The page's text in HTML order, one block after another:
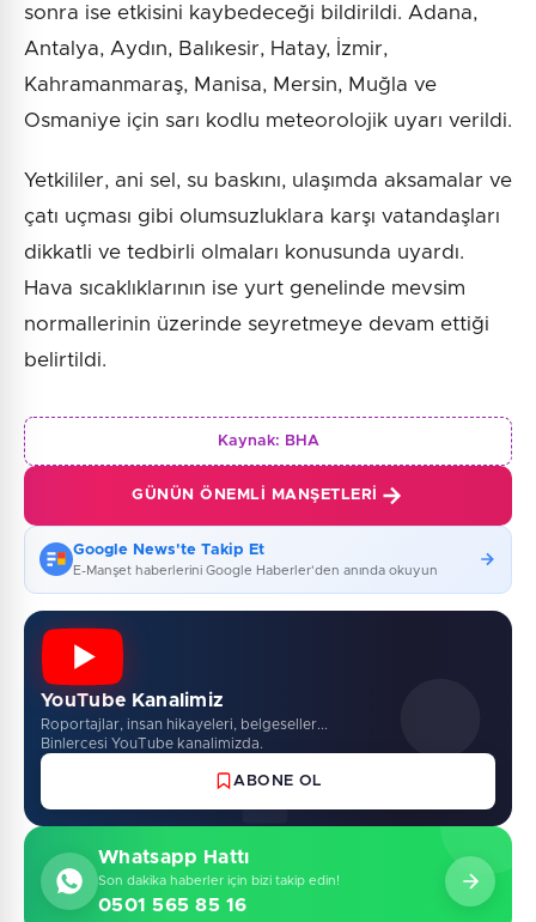
sonra ise etkisini kaybedeceği bildirildi. Adana,
Antalya, Aydın, Balıkesir, Hatay, İzmir,
Kahramanmaraş, Manisa, Mersin, Muğla ve
Osmaniye için sarı kodlu meteorolojik uyarı verildi.
Yetkililer, ani sel, su baskını, ulaşımda aksamalar ve
çatı uçması gibi olumsuzluklara karşı vatandaşları
dikkatli ve tedbirli olmaları konusunda uyardı.
Hava sıcaklıklarının ise yurt genelinde mevsim
normallerinin üzerinde seyretmeye devam ettiği
belirtildi.
Kaynak: BHA
GÜNÜN ÖNEMLI MANŞETLERI
Google News'te Takip Et
E-Manşet haberlerini Google Haberler'den anında okuyun
YouTube Kanalimiz
Roportajlar, insan hikayeleri, belgeseller...
Binlercesi YouTube kanalimizda.
ABONE OL
Whatsapp Hattı
Son dakika haberler için bizi takip edin!
0501 565 85 16